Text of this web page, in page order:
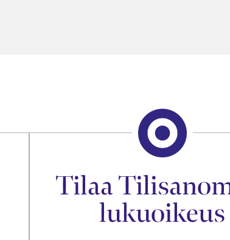
Tilaa
lukuoikeus